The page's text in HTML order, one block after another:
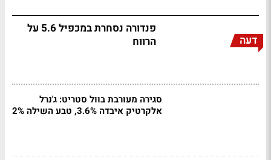
דעה
פנדורה נסחרת במכפיל 5.6 על
הרווח
סגירה מעורבת בוול סטריט: ג'נרל
אלקרטיק איבדה 3.6%, טבע השילה 2%